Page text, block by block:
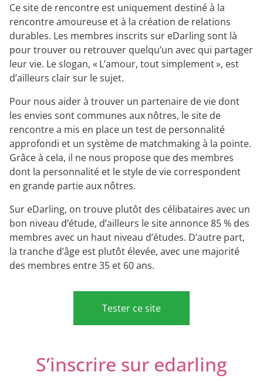
Ce site de rencontre est uniquement destiné à la
rencontre amoureuse et à la création de relations
durables. Les membres inscrits sur eDarling sont là
pour trouver ou retrouver quelqu’un avec qui partager
leur vie. Le slogan, « L’amour, tout simplement », est
d’ailleurs clair sur le sujet.
Pour nous aider à trouver un partenaire de vie dont
les envies sont communes aux nôtres, le site de
rencontre a mis en place un test de personnalité
approfondi et un système de matchmaking à la pointe.
Grâce à cela, il ne nous propose que des membres
dont la personnalité et le style de vie correspondent
en grande partie aux nôtres.
Sur eDarling, on trouve plutôt des célibataires avec un
bon niveau d’étude, d’ailleurs le site annonce 85 % des
membres avec un haut niveau d’études. D’autre part,
la tranche d’âge est plutôt élevée, avec une majorité
des membres entre 35 et 60 ans.
Tester ce site
S’inscrire sur edarling